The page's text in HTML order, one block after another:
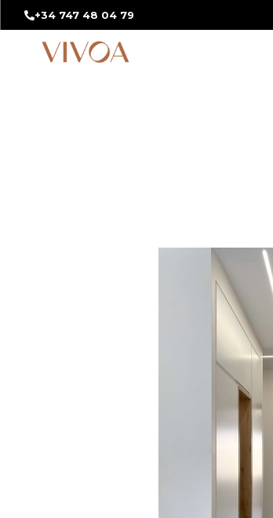
+34 747 48 04 79